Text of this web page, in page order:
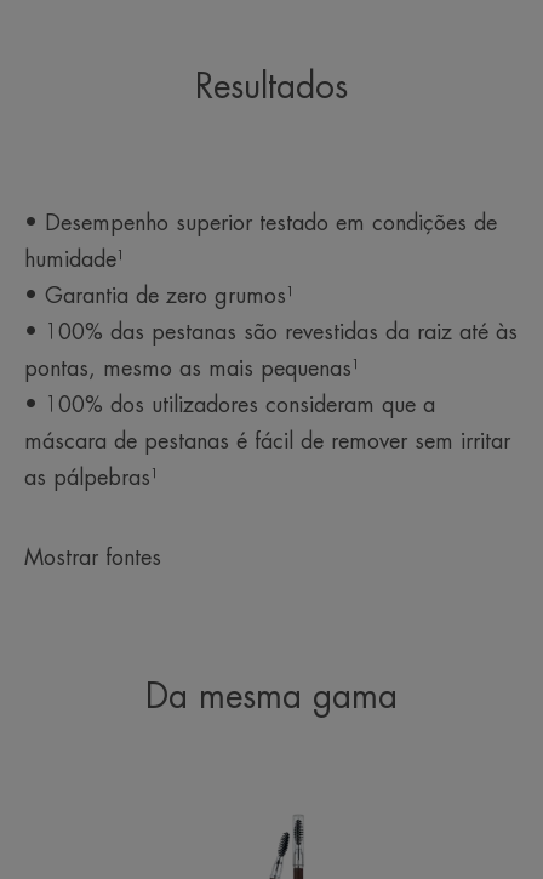
*Estudo em 43 indivíduos (incluindo olhos sensíveis, pálpebras sensíveis,
pálpebras atópicas, utilizadores de lentes de contacto, durante 3 semanas).
**100% das pestanas são revestidas da raiz às pontas, mesmo as mais
pequenas.
Resultados
• Desempenho superior testado em condições de
humidade¹
• Garantia de zero grumos¹
• 100% das pestanas são revestidas da raiz até às
pontas, mesmo as mais pequenas¹
• 100% dos utilizadores consideram que a
máscara de pestanas é fácil de remover sem irritar
as pálpebras¹
Mostrar fontes
Da mesma gama
de
Sobrancelhas